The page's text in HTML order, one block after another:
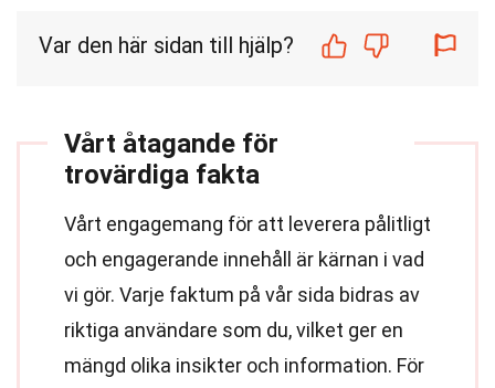
Var den här sidan till hjälp?
Vårt åtagande för
trovärdiga fakta
Vårt engagemang för att leverera pålitligt
och engagerande innehåll är kärnan i vad
vi gör. Varje faktum på vår sida bidras av
riktiga användare som du, vilket ger en
mängd olika insikter och information. För